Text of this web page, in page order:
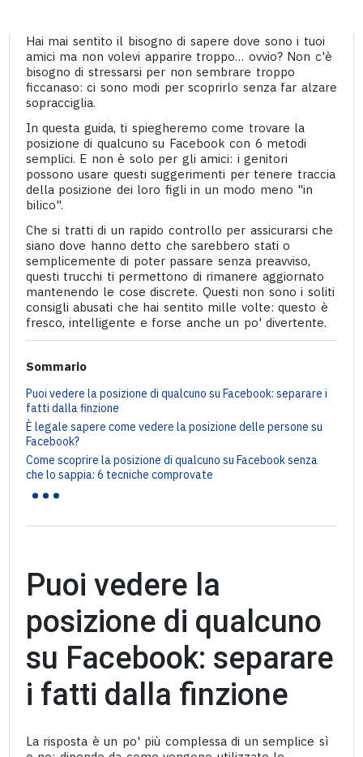
Hai mai sentito il bisogno di sapere dove sono i tuoi
amici ma non volevi apparire troppo… ovvio? Non c'è
bisogno di stressarsi per non sembrare troppo
ficcanaso: ci sono modi per scoprirlo senza far alzare
sopracciglia.
In questa guida, ti spiegheremo come trovare la
posizione di qualcuno su Facebook con 6 metodi
semplici. E non è solo per gli amici: i genitori
possono usare questi suggerimenti per tenere traccia
della posizione dei loro figli in un modo meno "in
bilico".
Che si tratti di un rapido controllo per assicurarsi che
siano dove hanno detto che sarebbero stati o
semplicemente di poter passare senza preavviso,
questi trucchi ti permettono di rimanere aggiornato
mantenendo le cose discrete. Questi non sono i soliti
consigli abusati che hai sentito mille volte: questo è
fresco, intelligente e forse anche un po' divertente.
Sommario
Puoi vedere la posizione di qualcuno su Facebook: separare i
fatti dalla finzione
È legale sapere come vedere la posizione delle persone su
Facebook?
Come scoprire la posizione di qualcuno su Facebook senza
che lo sappia: 6 tecniche comprovate
...
Puoi vedere la
posizione di qualcuno
su Facebook: separare
i fatti dalla finzione
La risposta è un po' più complessa di un semplice sì